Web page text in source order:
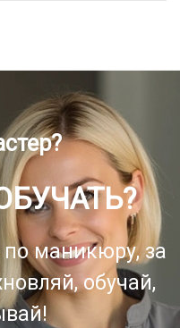
маникюру, за
обучай,